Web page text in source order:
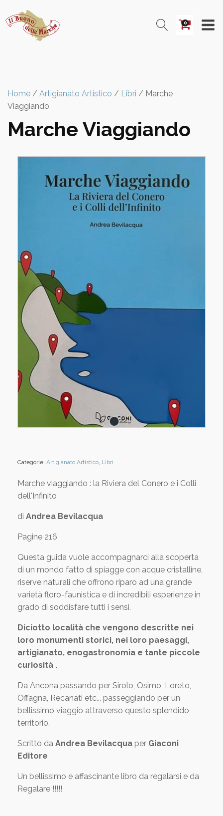
0
Home / Artigianato Artistico / Libri / Marche
Viaggiando
Marche Viaggiando
Categorie: Artigianato Artistico, Libri
Marche viaggiando : la Riviera del Conero e i Colli
dell'Infinito
di Andrea Bevilacqua
Pagine 216
Questa guida vuole accompagnarci alla scoperta
di un mondo fatto di spiagge con acque cristalline,
riserve naturali che offrono riparo ad una grande
varietà floro-faunistica e di incredibili esperienze in
grado di soddisfare tutti i sensi.
Diciotto località che vengono descritte nei
loro monumenti storici, nei loro paesaggi,
artigianato, enogastronomia e tante piccole
curiosità .
Da Ancona passando per Sirolo, Osimo, Loreto,
Offagna, Recanati etc... passeggiando per un
bellissimo viaggio attraverso questo splendido
territorio.
Scritto da Andrea Bevilacqua per Giaconi
Editore
Un bellissimo e affascinante libro da regalarsi e da
Regalare !!!!!